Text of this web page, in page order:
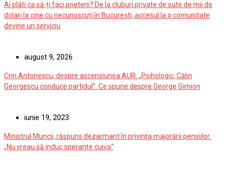
Ai plăti ca să-ți faci prieteni? De la cluburi private de sute de mii de
dolari la cine cu necunoscuți în București, accesul la o comunitate
devine un serviciu
august 9, 2026
Crin Antonescu, despre ascensiunea AUR: „Psihologic, Călin
Georgescu conduce partidul”. Ce spune despre George Simion
iunie 19, 2023
Ministrul Muncii, răspuns dezarmant în privința majorării pensiilor:
„Nu vreau să induc speranţe cuiva“